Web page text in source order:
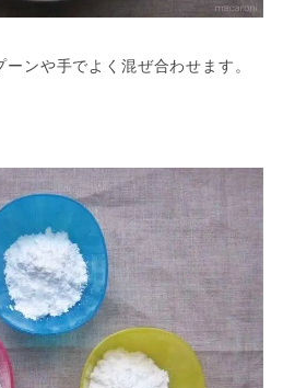
ンや手でよく混ぜ合わせます。